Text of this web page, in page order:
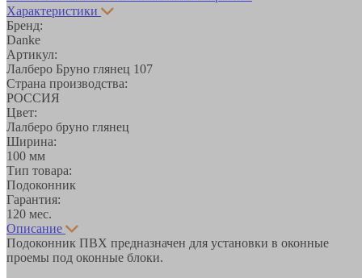
Характеристики
Бренд:
Danke
Артикул:
Лалберо Бруно глянец 107
Страна производства:
РОССИЯ
Цвет:
Лалберо бруно глянец
Ширина:
100 мм
Тип товара:
Подоконник
Гарантия:
120 мес.
Описание
Подоконник ПВХ предназначен для установки в оконные
проемы под оконные блоки.